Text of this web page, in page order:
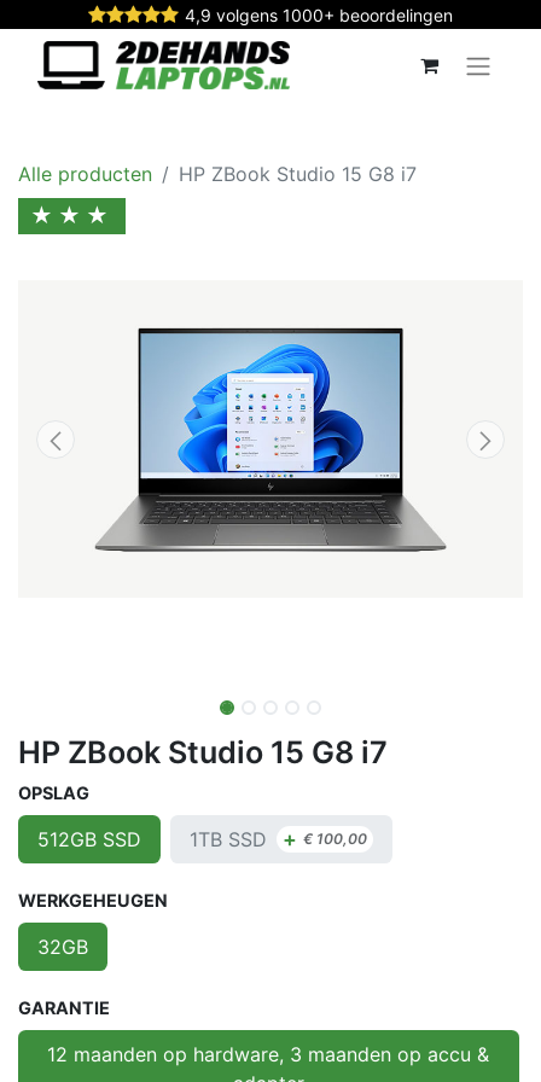
4,9 volgens 1000+ beoordelingen
Alle producten HP ZBook Studio 15 G8 i7
★★★
HP ZBook Studio 15 G8 i7
OPSLAG
512GB SSD 1TB SSD + € 100,00
WERKGEHEUGEN
32GB
GARANTIE
12 maanden op hardware, 3 maanden op accu &